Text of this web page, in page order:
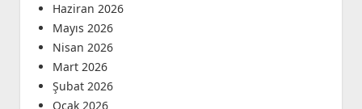
Haziran 2026
Mayıs 2026
Nisan 2026
Mart 2026
Şubat 2026
Ocak 2026